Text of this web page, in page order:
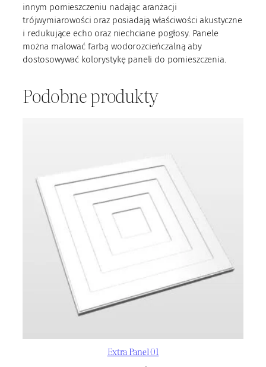
innym pomieszczeniu nadając aranżacji
trójwymiarowości oraz posiadają właściwości akustyczne
i redukujące echo oraz niechciane pogłosy. Panele
można malować farbą wodorozcieńczalną aby
dostosowywać kolorystykę paneli do pomieszczenia.
Podobne produkty
Extra Panel 01